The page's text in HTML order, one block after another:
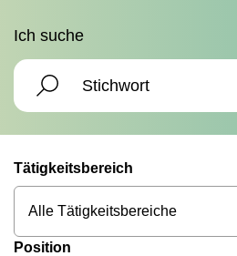
Ich suche
Tätigkeitsbereich
Alle Tätigkeitsbereiche
Position